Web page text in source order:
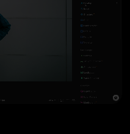
ANTES DE DESPUÉS